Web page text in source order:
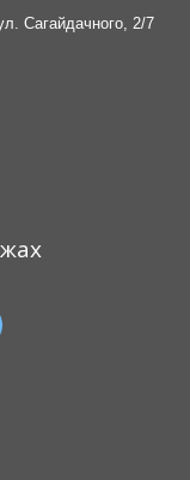
Сагайдачного, 2/7